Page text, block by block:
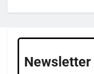
Newsletter